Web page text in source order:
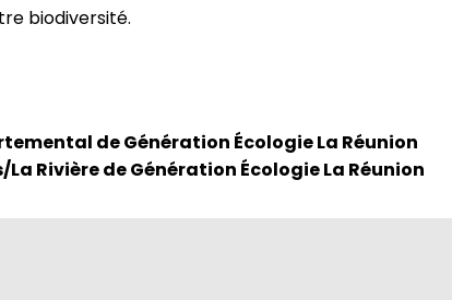
biodiversité.
de Génération Écologie La Réunion
Rivière de Génération Écologie La Réunion